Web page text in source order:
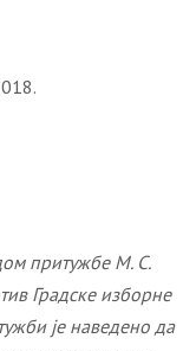
притужбе М. С.
Градске изборне
је наведено да